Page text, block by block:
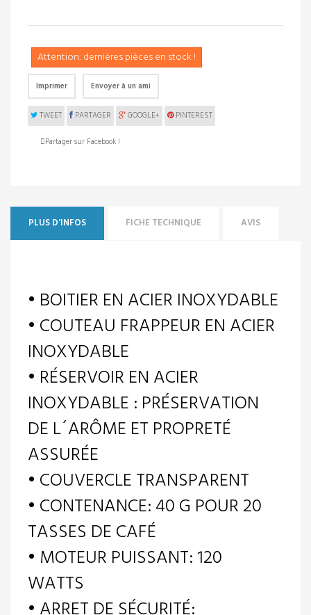
Attention: dernières pièces en stock !
Imprimer Envoyer à un ami
TWEET PARTAGER GOOGLE+ PINTEREST
Partager sur Facebook !
PLUS D'INFOS FICHE TECHNIQUE AVIS
• BOITIER EN ACIER INOXYDABLE
• COUTEAU FRAPPEUR EN ACIER
INOXYDABLE
• RÉSERVOIR EN ACIER
INOXYDABLE : PRÉSERVATION
DE L´ARÔME ET PROPRETÉ
ASSURÉE
• COUVERCLE TRANSPARENT
• CONTENANCE: 40 G POUR 20
TASSES DE CAFÉ
• MOTEUR PUISSANT: 120
WATTS